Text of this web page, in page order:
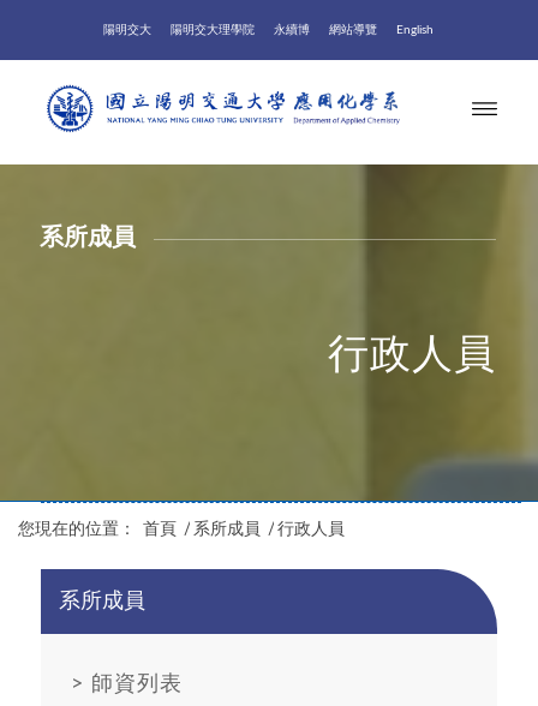
陽明交大 陽明交大理學院 永續博 網站導覽 English
您現在的位置： 首頁 / 系所成員 / 行政人員
系所成員
行政人員
系所成員
> 師資列表